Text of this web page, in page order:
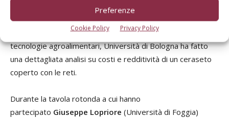
Preferenze
Cookie Policy Privacy Policy
aspetti tecnici e agronomici delle reti di copertura
antipioggia e antinsetto sui ceraseti. Subito dopo,
Alessandro Palmieridel Dipartimento di Scienze e
tecnologie agroalimentari, Università di Bologna ha fatto
una dettagliata analisi su costi e redditività di un ceraseto
coperto con le reti.
Durante la tavola rotonda a cui hanno
partecipato Giuseppe Lopriore (Università di Foggia)